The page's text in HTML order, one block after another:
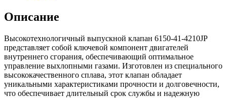
Описание
Высокотехнологичный выпускной клапан 6150-41-4210JP
представляет собой ключевой компонент двигателей
внутреннего сгорания, обеспечивающий оптимальное
управление выхлопными газами. Изготовлен из специального
высококачественного сплава, этот клапан обладает
уникальными характеристиками прочности и долговечности,
что обеспечивает длительный срок службы и надежную